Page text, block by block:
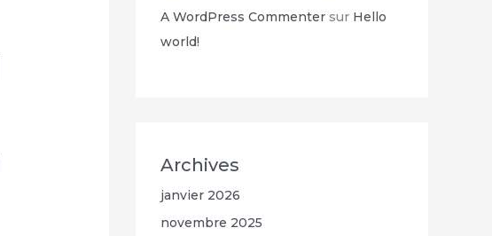
A WordPress Commenter sur Hello
world!
Archives
janvier 2026
novembre 2025